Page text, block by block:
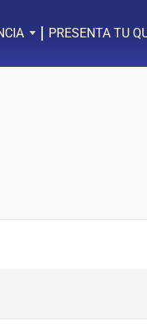
PRESENTA TU